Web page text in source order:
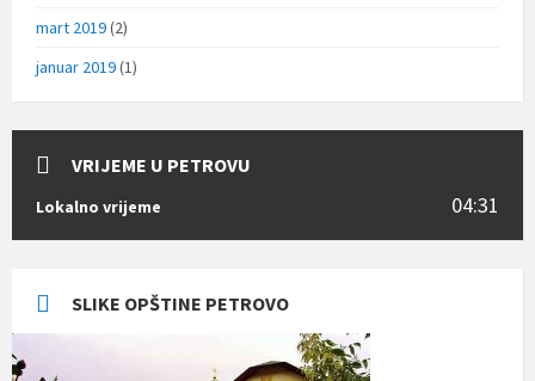
mart 2019(2)
januar 2019(1)
VRIJEME U PETROVU
Lokalno vrijeme 04:31
SLIKE OPŠTINE PETROVO